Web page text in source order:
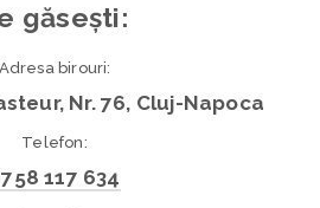
găsești:
Adresa birouri:
Nr. 76, Cluj-Napoca
Telefon:
117 634